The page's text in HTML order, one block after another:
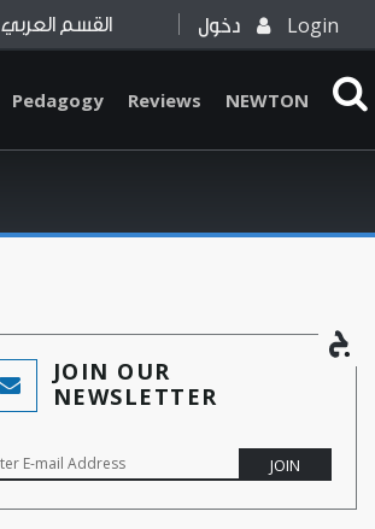
القسم العربي دخول Login
Pedagogy Reviews NEWTON
JOIN OUR
NEWSLETTER